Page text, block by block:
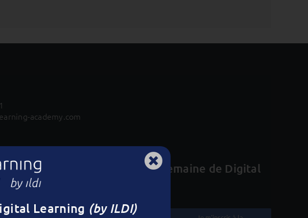
academy.com
5 minutes, le résumé d’une semaine de Digital
formation.
Learning (by ILDI)